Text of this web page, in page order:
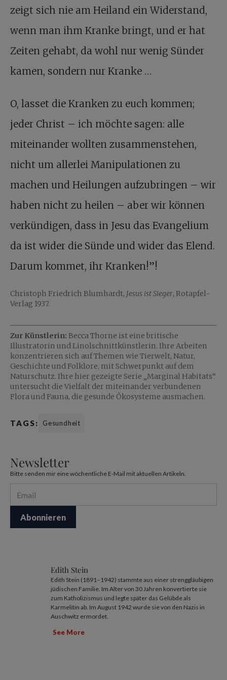
zeigt sich nie am Heiland ein Widerstand,
wenn man ihm Kranke bringt, und er hat
Zeiten gehabt, da wohl nur wenig Sünder
kamen, sondern nur Kranke …
O, lasset die Kranken zu euch kommen;
jeder Christ – ich möchte sagen: alle
miteinander wollten zusammenstehen,
nicht um allerlei Manipulationen zu
machen und Heilungen aufzubringen – wir
haben nicht zu heilen – aber wir können
verkündigen, dass in Jesu das Evangelium
da ist wider die Sünde und wider das Elend.
Darum kommet, ihr Kranken!”!
Christoph Friedrich Blumhardt, Jesus ist Sieger, Rotapfel-
Verlag 1937.
Zur Künstlerin: Becca Thorne ist eine britische
Illustratorin und Linolschnittkünstlerin. Ihre Arbeiten
konzentrieren sich auf Themen wie Tierwelt, Natur,
Geschichte und Folklore, mit Schwerpunkt auf dem
Naturschutz. Ihre hier gezeigte Serie „Marginal Habitats“
untersucht die Vielfalt der miteinander verbundenen
Flora und Fauna, die gesunde Ökosysteme ausmachen.
TAGS: Gesundheit
Newsletter
Bitte senden mir eine wöchentliche E-Mail mit aktuellen Artikeln.
Edith Stein
Edith Stein (1891–1942) stammte aus einer strenggläubigen
jüdischen Familie. Im Alter von 30 Jahren konvertierte sie
zum Katholizismus und legte später das Gelübde als
Karmelitin ab. Im August 1942 wurde sie von den Nazis in
Auschwitz ermordet.
See More